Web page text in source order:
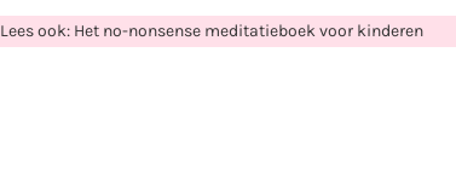
Lees ook: Het no-nonsense meditatieboek voor kinderen